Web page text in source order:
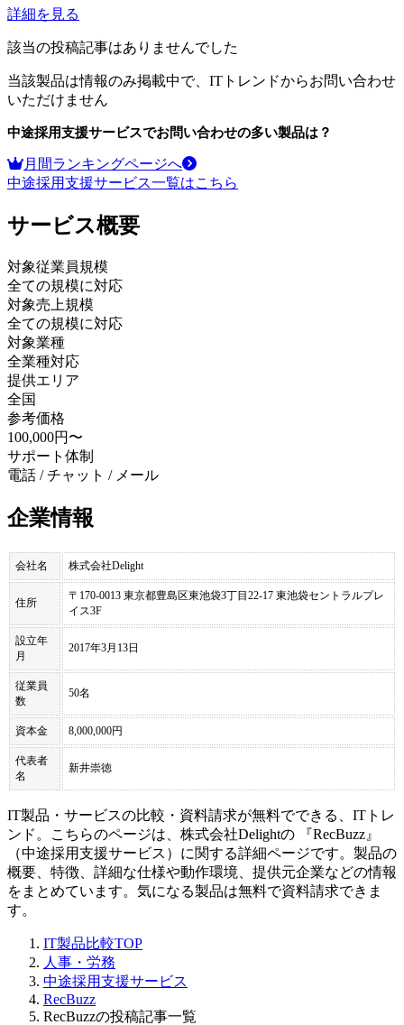
詳細を見る
該当の投稿記事はありませんでした
当該製品は情報のみ掲載中で、ITトレンドからお問い合わせ
いただけません
中途採用支援サービスでお問い合わせの多い製品は？
月間ランキングページへ
中途採用支援サービス一覧はこちら
サービス概要
対象従業員規模
全ての規模に対応
対象売上規模
全ての規模に対応
対象業種
全業種対応
提供エリア
全国
参考価格
100,000円〜
サポート体制
電話 / チャット / メール
企業情報
会社名 株式会社Delight
住所
〒170-0013 東京都豊島区東池袋3丁目22-17 東池袋セントラルプレ
イス3F
設立年
月
2017年3月13日
従業員
数
50名
資本金 8,000,000円
代表者
名
新井崇徳
IT製品・サービスの比較・資料請求が無料でできる、ITトレ
ンド。こちらのページは、 株式会社Delightの 『RecBuzz 』
（中途採用支援サービス ）に関する詳細ページです。製品の
概要、特徴、詳細な仕様や動作環境、提供元企業などの情報
をまとめています。気になる製品は無料で資料請求できま
す。
IT製品比較TOP
人事・労務
中途採用支援サービス
RecBuzz
RecBuzzの投稿記事一覧